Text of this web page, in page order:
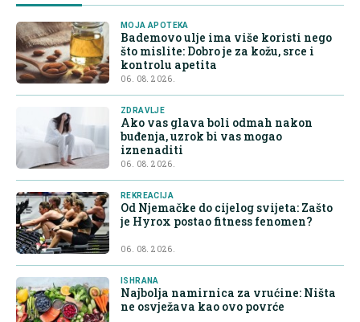
MOJA APOTEKA
Bademovo ulje ima više koristi nego
što mislite: Dobro je za kožu, srce i
kontrolu apetita
06. 08. 2026.
ZDRAVLJE
Ako vas glava boli odmah nakon
buđenja, uzrok bi vas mogao
iznenaditi
06. 08. 2026.
REKREACIJA
Od Njemačke do cijelog svijeta: Zašto
je Hyrox postao fitness fenomen?
06. 08. 2026.
ISHRANA
Najbolja namirnica za vrućine: Ništa
ne osvježava kao ovo povrće